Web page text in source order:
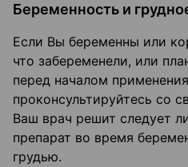
Беременность и
Если Вы беременны или
что забеременели, или
перед началом
проконсультируйтесь со
Ваш врач решит следует
препарат во время
грудью.